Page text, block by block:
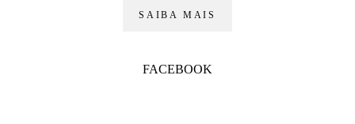
SAIBA MAIS
FACEBOOK